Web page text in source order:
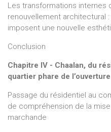
Les transformations internes
renouvellement architectural
imposent une nouvelle
Conclusion
Chapitre IV - Chaalan, du
quartier phare de
Passage du résidentiel au
de compréhension de la
marchande